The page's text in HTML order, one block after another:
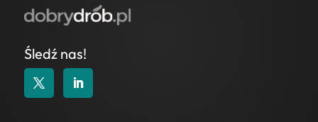
Śledź nas!